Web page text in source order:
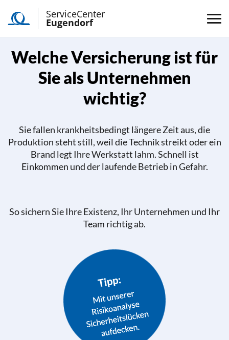
ServiceCenter
Eugendorf
Welche Versicherung ist für
Sie als Unternehmen
wichtig?
Sie fallen krankheitsbedingt längere Zeit aus, die
Produktion steht still, weil die Technik streikt oder ein
Brand legt Ihre Werkstatt lahm. Schnell ist
Einkommen und der laufende Betrieb in Gefahr.
So sichern Sie Ihre Existenz, Ihr Unternehmen und Ihr
Team richtig ab.